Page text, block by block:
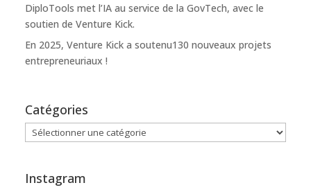
DiploTools met l’IA au service de la GovTech, avec le
soutien de Venture Kick.
En 2025, Venture Kick a soutenu130 nouveaux projets
entrepreneuriaux !
Catégories
Catégories
Instagram